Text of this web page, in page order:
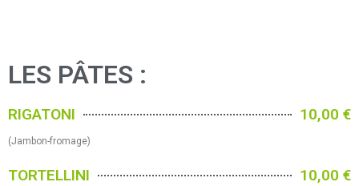
LES PÂTES :
RIGATONI 10,00 €
(Jambon-fromage)
TORTELLINI 10,00 €